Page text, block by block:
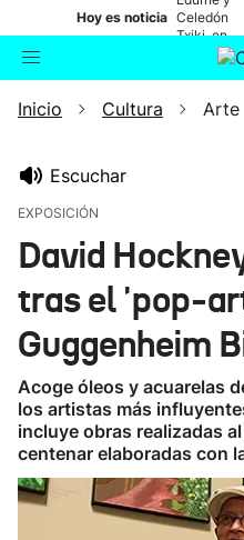
Hoy es noticia Celedón
Txiki, en
directo
Buscador
Inicio Cultura Arte
Escuchar
EXPOSICIÓN
David
tras el 'pop-
Guggenheim
Acoge óleos y acuarelas
los artistas más
incluye obras realizadas
centenar elaboradas con